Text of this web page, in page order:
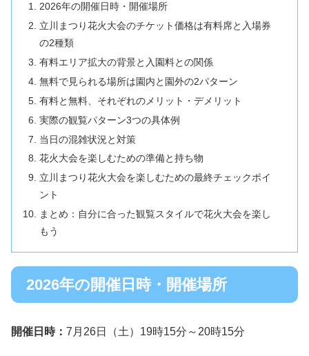
2026年の開催日時・開催場所
立川まつり花火大会のチケット価格は有料席と入場券
の2種類
有料エリア拡大の背景と入園料との関係
無料で見られる場所は園内と園外の2パターン
有料と無料、それぞれのメリット・デメリット
実際の観覧パターン3つの具体例
当日の混雑状況と対策
花火大会を楽しむための準備と持ち物
立川まつり花火大会を楽しむための最終チェックポイ
ント
まとめ：自分に合った観覧スタイルで花火大会を楽し
もう
2026年の開催日時・開催場所
開催日時： 7月26日（土）19時15分～20時15分